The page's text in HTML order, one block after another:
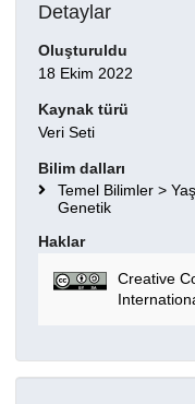
Detaylar
Oluşturuldu
18 Ekim 2022
Kaynak türü
Veri Seti
Bilim dalları
Temel Bilimler >
Genetik
Haklar
Creative